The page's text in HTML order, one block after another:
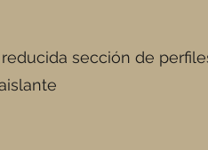
sección de